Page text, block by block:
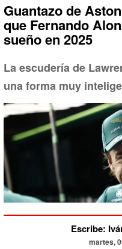
Guantazo de
que Fernando
sueño en 2025
La escudería de
una forma muy
Escribe:
martes,